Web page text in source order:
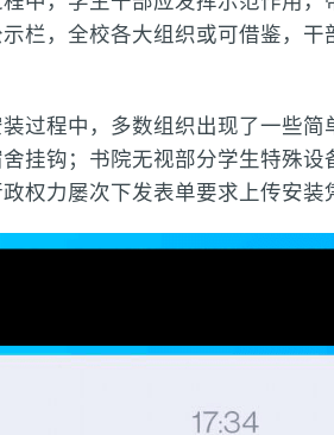
栏，全校各大组织或可借鉴，
过程中，多数组织出现了一些
挂钩；书院无视部分学生特殊
权力屡次下发表单要求上传安